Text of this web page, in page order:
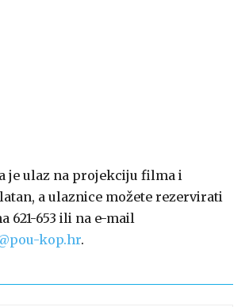
je ulaz na projekciju filma i
a ulaznice možete rezervirati
621-653 ili na e-mail
kop.hr.